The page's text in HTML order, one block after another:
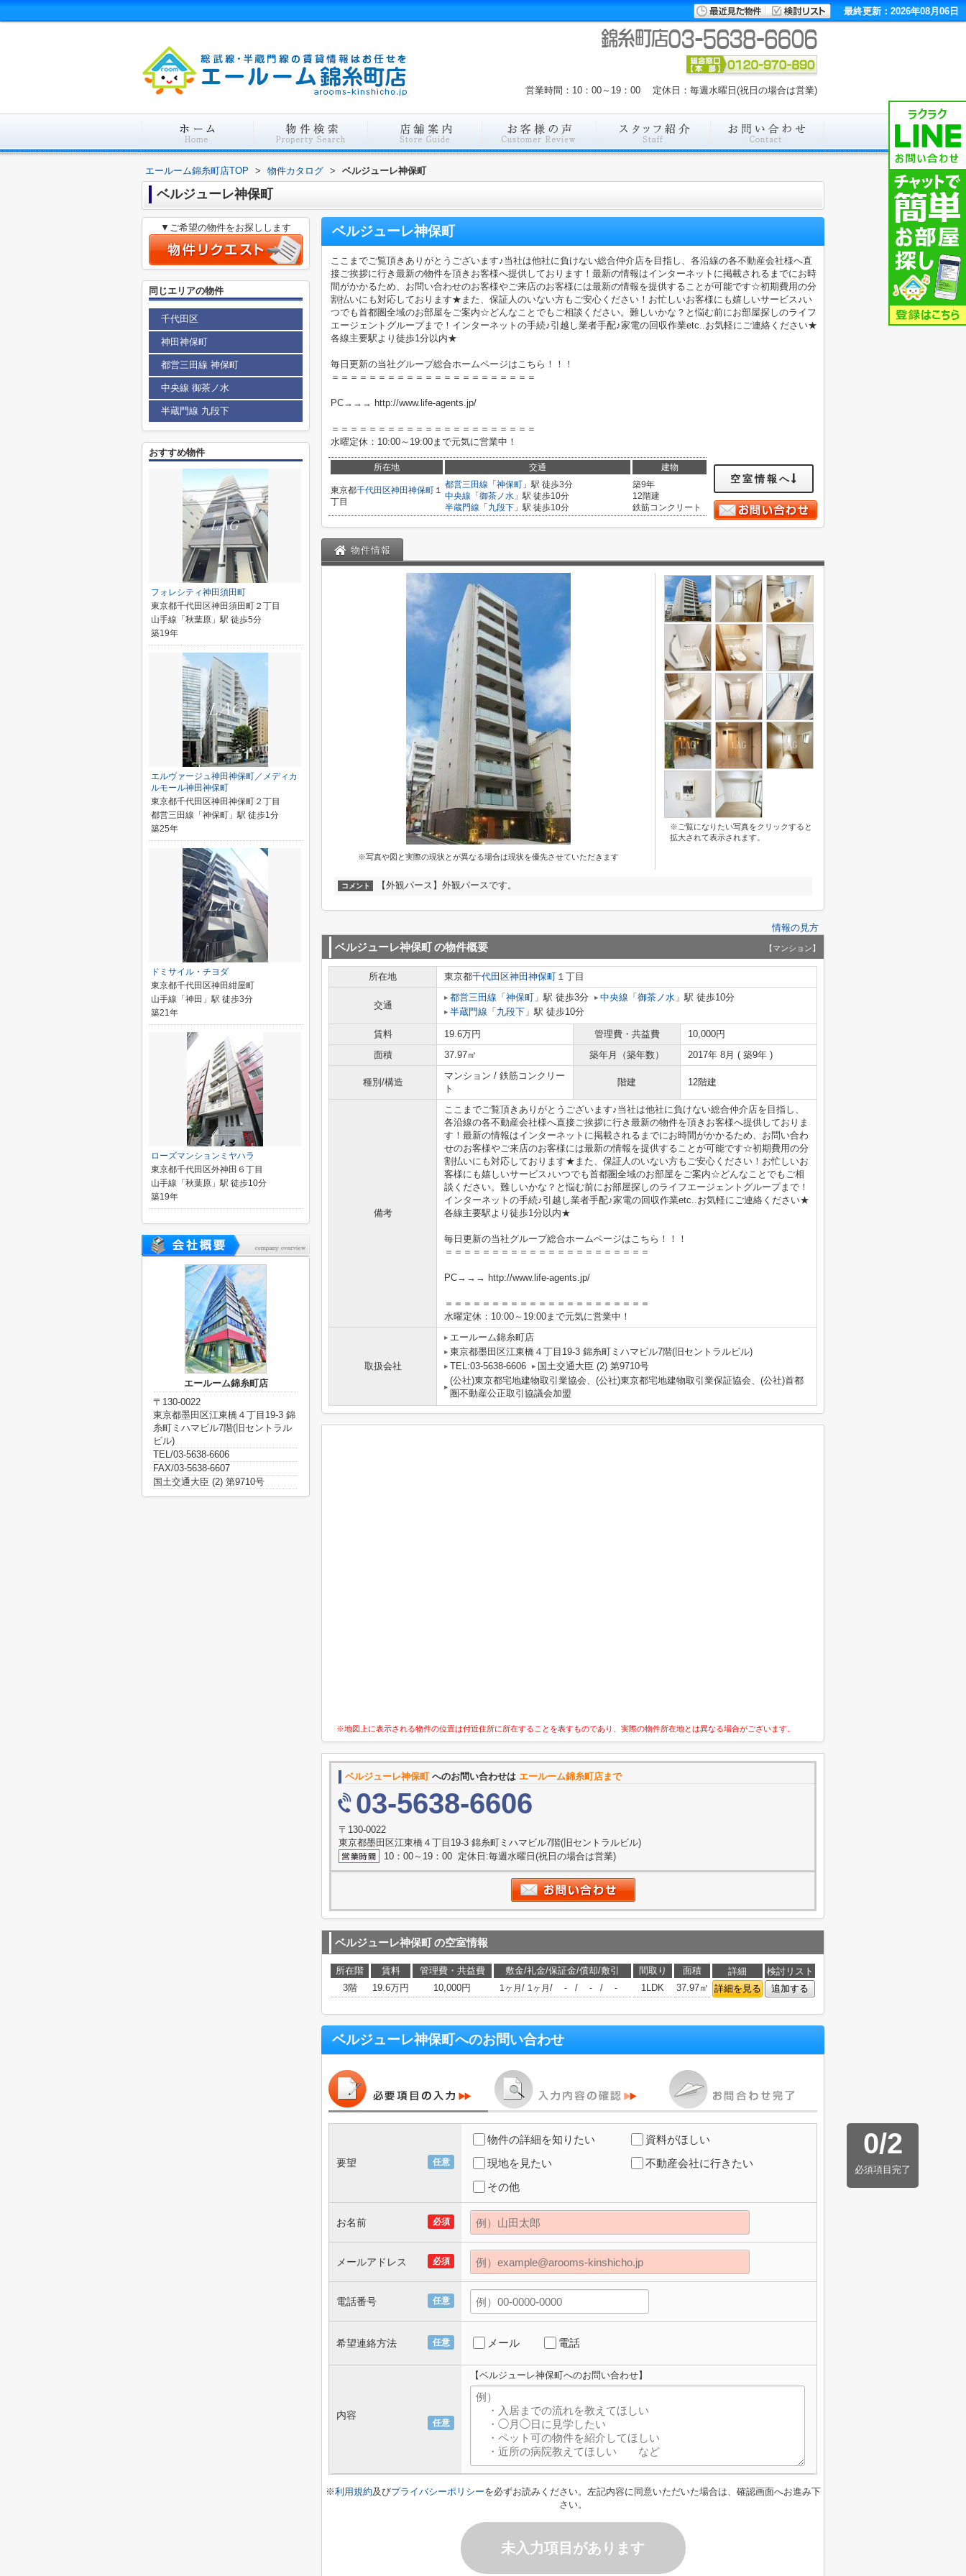
最終更新：2026年08月06日
営業時間：10：00～19：00 定休日：毎週水曜日(祝日の場合は営業)
エールーム錦糸町店TOP > 物件カタログ > ベルジューレ神保町
ベルジューレ神保町
ベルジューレ神保町
ここまでご覧頂きありがとうございます♪当社は他社に負けない総合仲介店を目指し、各沿線の各不動産会社様へ直
接ご挨拶に行き最新の物件を頂きお客様へ提供しております！最新の情報はインターネットに掲載されるまでにお時
間がかかるため、お問い合わせのお客様やご来店のお客様には最新の情報を提供することが可能です☆初期費用の分
割払いにも対応しております★また、保証人のいない方もご安心ください！お忙しいお客様にも嬉しいサービス♪い
つでも首都圏全域のお部屋をご案内☆どんなことでもご相談ください。難しいかな？と悩む前にお部屋探しのライフ
エージェントグループまで！インターネットの手続♪引越し業者手配♪家電の回収作業etc..お気軽にご連絡ください★
各線主要駅より徒歩1分以内★
毎日更新の当社グループ総合ホームページはこちら！！！
＝＝＝＝＝＝＝＝＝＝＝＝＝＝＝＝＝＝＝＝＝＝
PC→→→ http://www.life-agents.jp/
＝＝＝＝＝＝＝＝＝＝＝＝＝＝＝＝＝＝＝＝＝＝
水曜定休：10:00～19:00まで元気に営業中！
所在地 交通 建物
東京都千代田区神田神保町 １
丁目
都営三田線 「 神保町 」駅 徒歩3分
中央線 「 御茶ノ水 」駅 徒歩10分
半蔵門線 「 九段下 」駅 徒歩10分
築9年
12階建
鉄筋コンクリート
空室情報へ
物件情報
※写真や図と実際の現状とが異なる場合は現状を優先させていただきます
※ご覧になりたい写真をクリックすると
拡大されて表示されます。
コメント 【外観パース】外観パースです。
情報の見方
ベルジューレ神保町の物件概要 【マンション】
所在地 東京都千代田区神田神保町 １丁目
交通
都営三田線 「 神保町 」駅 徒歩3分 中央線 「 御茶ノ水 」駅 徒歩10分
半蔵門線 「 九段下 」駅 徒歩10分
賃料 19.6万円 管理費・共益費
10,000円
面積
37.97㎡ 築年月（築年数） 2017年 8月 ( 築9年 )
種別/構造
マンション / 鉄筋コンクリー
ト
階建 12階建
備考
ここまでご覧頂きありがとうございます♪当社は他社に負けない総合仲介店を目指し、
各沿線の各不動産会社様へ直接ご挨拶に行き最新の物件を頂きお客様へ提供しておりま
す！最新の情報はインターネットに掲載されるまでにお時間がかかるため、お問い合わ
せのお客様やご来店のお客様には最新の情報を提供することが可能です☆初期費用の分
割払いにも対応しております★また、保証人のいない方もご安心ください！お忙しいお
客様にも嬉しいサービス♪いつでも首都圏全域のお部屋をご案内☆どんなことでもご相
談ください。難しいかな？と悩む前にお部屋探しのライフエージェントグループまで！
インターネットの手続♪引越し業者手配♪家電の回収作業etc..お気軽にご連絡ください★
各線主要駅より徒歩1分以内★
毎日更新の当社グループ総合ホームページはこちら！！！
＝＝＝＝＝＝＝＝＝＝＝＝＝＝＝＝＝＝＝＝＝＝
PC→→→ http://www.life-agents.jp/
＝＝＝＝＝＝＝＝＝＝＝＝＝＝＝＝＝＝＝＝＝＝
水曜定休：10:00～19:00まで元気に営業中！
取扱会社
エールーム錦糸町店
東京都墨田区江東橋４丁目19-3 錦糸町ミハマビル7階(旧セントラルビル)
TEL:03-5638-6606
国土交通大臣 (2) 第9710号
(公社)東京都宅地建物取引業協会、(公社)東京都宅地建物取引業保証協会、(公社)首都
圏不動産公正取引協議会加盟
※地図上に表示される物件の位置は付近住所に所在することを表すものであり、実際の物件所在地とは異なる場合がございます。
ベルジューレ神保町へのお問い合わせは エールーム錦糸町店まで
03-5638-6606
〒130-0022
東京都墨田区江東橋４丁目19-3 錦糸町ミハマビル7階(旧セントラルビル)
10：00～19：00 定休日:毎週水曜日(祝日の場合は営業)
ベルジューレ神保町の空室情報
所在階 賃料 管理費・共益費 敷金/礼金/保証金/償却/敷引 間取り 面積 詳細
検討リスト
3階
19.6万円 10,000円 1ヶ月 / 1ヶ月 / - / - / - 1LDK 37.97㎡ 詳細を見る 追加する
ベルジューレ神保町へのお問い合わせ
0/2
必須項目完了
任意
要望
物件の詳細を知りたい
資料がほしい
現地を見たい
不動産会社に行きたい
その他
必須
お名前
必須
メールアドレス
任意
電話番号
任意
希望連絡方法 メール 電話
任意
内容
【ベルジューレ神保町へのお問い合わせ】
※利用規約及びプライバシーポリシーを必ずお読みください。左記内容に同意いただいた場合は、確認画面へお進み下
さい。
未入力項目があります
▼ご希望の物件をお探しします
同じエリアの物件
千代田区
神田神保町
都営三田線 神保町
中央線 御茶ノ水
半蔵門線 九段下
おすすめ物件
フォレシティ神田須田町
東京都千代田区神田須田町２丁目
山手線「秋葉原」駅 徒歩5分
築19年
エルヴァージュ神田神保町／メディカ
ルモール神田神保町
東京都千代田区神田神保町２丁目
都営三田線「神保町」駅 徒歩1分
築25年
ドミサイル・チヨダ
東京都千代田区神田紺屋町
山手線「神田」駅 徒歩3分
築21年
ローズマンションミヤハラ
東京都千代田区外神田６丁目
山手線「秋葉原」駅 徒歩10分
築19年
エールーム錦糸町店
〒130-0022
東京都墨田区江東橋４丁目19-3 錦
糸町ミハマビル7階(旧セントラル
ビル)
TEL/03-5638-6606
FAX/03-5638-6607
国土交通大臣 (2) 第9710号